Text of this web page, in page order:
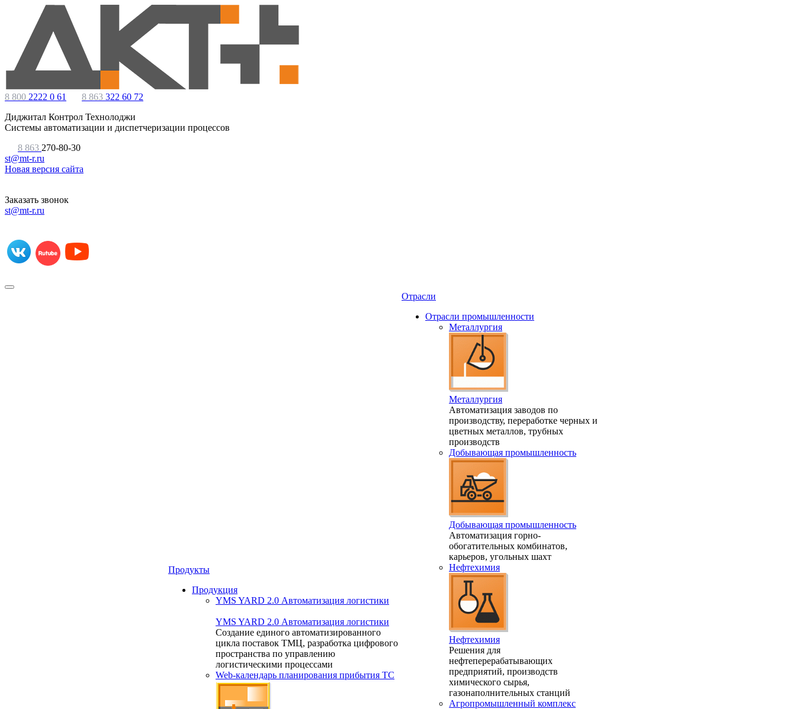
8 800 2222 0 61 8 863 322 60 72
Диджитал Контрол Технолоджи
Системы автоматизации и диспетчеризации процессов
8 863 270-80-30
st@mt-r.ru
Новая версия сайта
Заказать звонок
st@mt-r.ru
Продукты
Продукция
YMS YARD 2.0 Автоматизация логистики
YMS YARD 2.0 Автоматизация логистики
Создание единого автоматизированного
цикла поставок ТМЦ, разработка цифрового
пространства по управлению
логистическими процессами
Web-календарь планирования прибытия ТС
Отрасли
Отрасли промышленности
Металлургия
Металлургия
Автоматизация заводов по
производству, переработке черных и
цветных металлов, трубных
производств
Добывающая промышленность
Добывающая промышленность
Автоматизация горно-
обогатительных комбинатов,
карьеров, угольных шахт
Нефтехимия
Нефтехимия
Решения для
нефтеперерабатывающих
предприятий, производств
химического сырья,
газонаполнительных станций
Агропромышленный комплекс